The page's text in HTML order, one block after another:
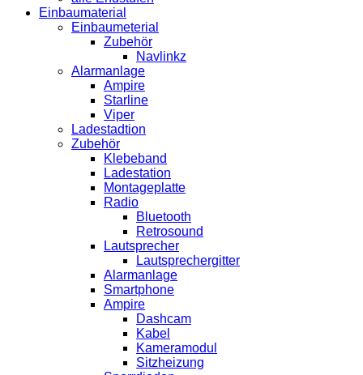
Einbaumaterial
Einbaumeterial
Zubehör
Navlinkz
Alarmanlage
Ampire
Starline
Viper
Ladestadtion
Zubehör
Klebeband
Ladestation
Montageplatte
Radio
Bluetooth
Retrosound
Lautsprecher
Lautsprechergitter
Alarmanlage
Smartphone
Ampire
Dashcam
Kabel
Kameramodul
Sitzheizung